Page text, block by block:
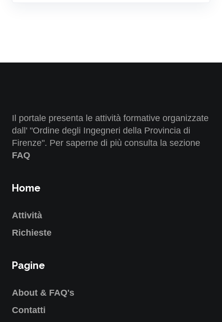
Il portale presenta le attività formative organizzate
dall' "Ordine degli Ingegneri della Provincia di
Firenze". Per saperne di più consulta la sezione
FAQ
Home
Attività
Richieste
Pagine
About & FAQ's
Contatti